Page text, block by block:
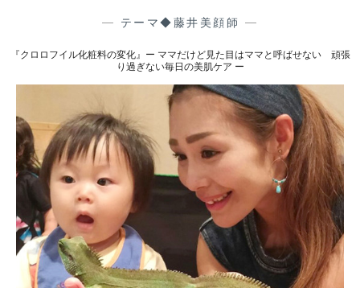
頑
り
過
ぎ
い
毎
日
美
肌
ケ
ア
ー
対
と
夏
バ
防
止
レ
シ
ピ
』
ー
マ
マ
だ
— テーマ◆藤井美顔師 —
『クロロフイル化粧料の変化』ー ママだけど見た目はママと呼ばせない 頑張
り過ぎない毎日の美肌ケア ー